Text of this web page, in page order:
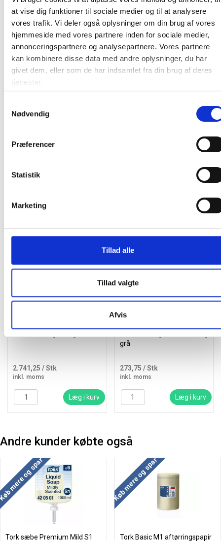
at vise dig funktioner til sociale medier og til at analysere
vores trafik. Vi deler også oplysninger om din brug af vores
hjemmeside med vores partnere inden for sociale medier,
annonceringspartnere og analysepartnere. Vores partnere
kan kombinere disse data med andre oplysninger, du har
givet dem, eller som de har indsamlet fra din brug af deres
tjenester.
Nødvendig
Præferencer
Statistik
Marketing
Tillad alle
Tillad valgte
Afvis
Affaldspose med snøreluk 12 my
Andre kunder købte også
Køb mere og spar
Gratis levering
2.741,25 / Stk
inkl. moms
Læg i kurv
Køb mere og spar
grå
273,75 / Stk
inkl. moms
Læg i kurv
Andre kunder købte også
mere og spar
Tork sæbe Premium Mild S1
Køb mere og spar
Tork Basic M1 aftørringspapir